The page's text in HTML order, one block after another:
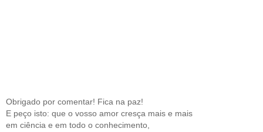
Obrigado por comentar! Fica na paz!
E peço isto: que o vosso amor cresça mais e mais
em ciência e em todo o conhecimento,